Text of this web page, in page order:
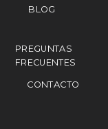
BLOG
PREGUNTAS
FRECUENTES
CONTACTO